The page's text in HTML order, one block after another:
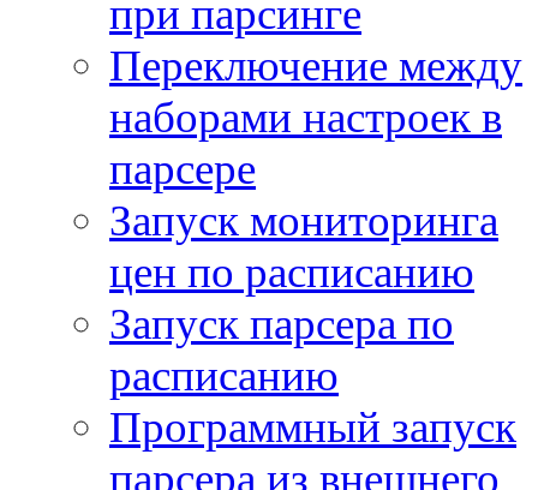
при парсинге
Переключение между
наборами настроек в
парсере
Запуск мониторинга
цен по расписанию
Запуск парсера по
расписанию
Программный запуск
парсера из внешнего